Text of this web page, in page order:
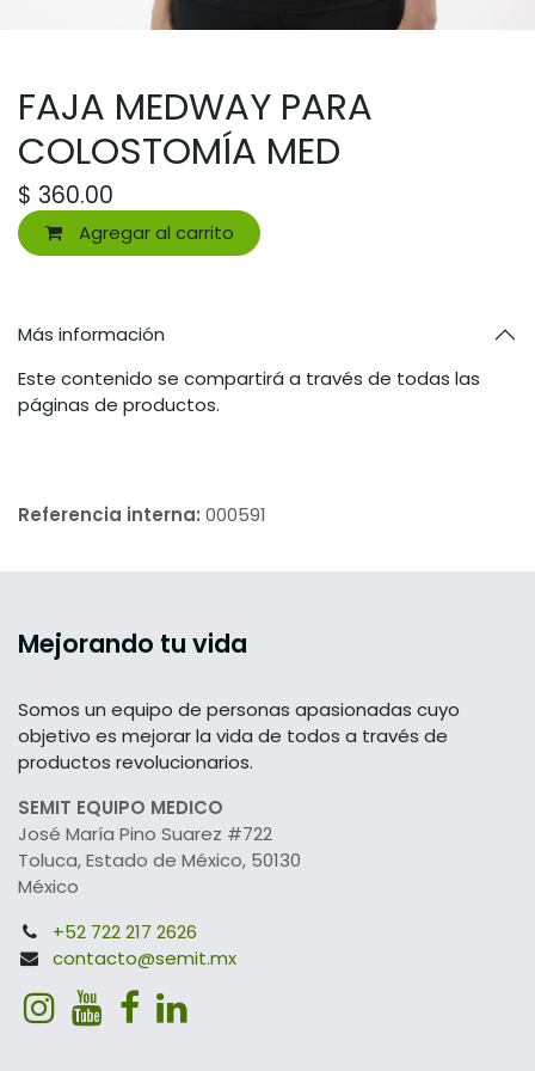
FAJA MEDWAY PARA
COLOSTOMÍA MED
$ 360.00
Agregar al carrito
Más información
Este contenido se compartirá a través de todas las
páginas de productos.
Referencia interna: 000591
Mejorando tu vida
Somos un equipo de personas apasionadas cuyo
objetivo es mejorar la vida de todos a través de
productos revolucionarios.
SEMIT EQUIPO MEDICO
José María Pino Suarez #722
Toluca, Estado de México, 50130
México
+52 722 217 2626
contacto@semit.mx